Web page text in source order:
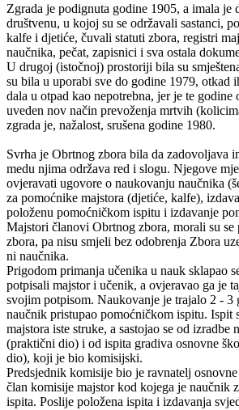
Zgrada je podignuta godine 1905, a imala je
društvenu, u kojoj su se održavali sastanci,
kalfe i djetiće, čuvali statuti zbora, registri
naučnika, pečat, zapisnici i sva ostala
U drugoj (istočnoj) prostoriji bila su
su bila u uporabi sve do godine 1979, otkad
dala u otpad kao nepotrebna, jer je te godine
uveden nov način prevoženja mrtvih
zgrada je, nažalost, srušena godine 1980.
Svrha je Obrtnog zbora bila da zadovoljava
medu njima održava red i slogu. Njegove
ovjeravati ugovore o naukovanju naučnika
za pomoćnike majstora (djetiće, kalfe),
položenu pomoćničkom ispitu i izdavanje
Majstori članovi Obrtnog zbora, morali su se
zbora, pa nisu smjeli bez odobrenja Zbora
ni naučnika.
Prigodom primanja učenika u nauk sklapao
potpisali majstor i učenik, a ovjeravao ga je
svojim potpisom. Naukovanje je trajalo 2 - 3
naučnik pristupao pomoćničkom ispitu. Ispit
majstora iste struke, a sastojao se od izradbe
(praktični dio) i od ispita gradiva osnovne
dio), koji je bio komisijski.
Predsjednik komisije bio je ravnatelj
član komisije majstor kod kojega je naučnik
ispita. Poslije položena ispita i izdavanja